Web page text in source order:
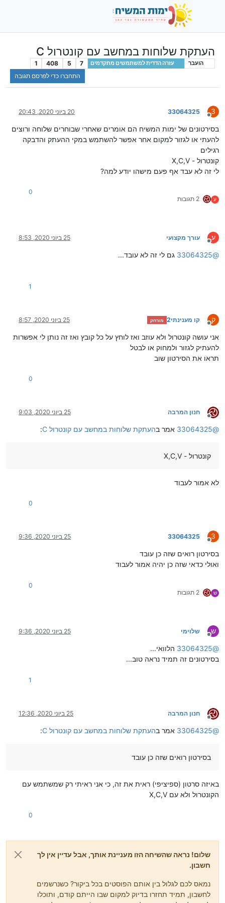
העתקת שלוחות במחשב עם קונטרול C
הועבר עזרה הדדית למשתמשים מתקדמים 7
5
408
1
התחברו כדי לפרסם תגובה
3
מנותק
33064325 20 ביוני 2020, 20:43
בסירטונים של ימות המשיח הם אומרים שאחרי שבוחרים שלוחה ורוצים
להעתי או לגזור למקום אחר אפשר להשתמש במקי ההעתק והדבקה
רגילים
קונטרול - X,C,V
לי זה לא עבד אף פעם מישהו יודע למה?
ע 2 תגובות
0
ע
מנותק
עורך מקצועי 25 ביוני 2020, 8:53
@
33064325 גם לי זה לא עובד...
1
ק
מנותק
קו מענינתי2 מורחק 25 ביוני 2020, 8:57
אני עושה קונטרול ולא עוזב ואז לוחץ על כל קובץ ואז זה נותן לי אפשרות
להעתיק לגזור ולמחוק או לבטל
תראו את הסירטון שוב
0
מנותק
חנון המרבה 25 ביוני 2020, 9:03
@
33064325 אמר בהעתקת שלוחות במחשב עם קונטרול C :
קונטרול - X,C,V
לא אמור לעבוד
0
3
מנותק
33064325 25 ביוני 2020, 9:36
בסירטון רואים שזה כן עובד
ואולי כדאי שזה כן יהיה אמור לעבוד
ש 2 תגובות
0
ש
מנותק
שלוימי 25 ביוני 2020, 9:36
@
33064325 הלוואי...
בסירטונים זה תמיד נראה טוב...
1
מנותק
חנון המרבה 25 ביוני 2020, 12:36
@
33064325 אמר בהעתקת שלוחות במחשב עם קונטרול C :
בסירטון רואים שזה כן עובד
באיזה סרטון (ספיציפי) ראית את זה, כי אני ראיתי רק שמשתמש עם
הקונטרול ולא עם X,C,V
0
שלום! נראה שהשיחה הזו מעניינת אותך, אבל עדיין אין לך
חשבון.
נמאס לכם לגלול בין אותם הפוסטים בכל ביקור? כשנרשמים
לחשבון, תמיד תחזרו בדיוק למקום שבו הייתם קודם, ותוכלו